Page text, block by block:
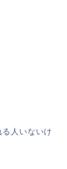
人いないけ